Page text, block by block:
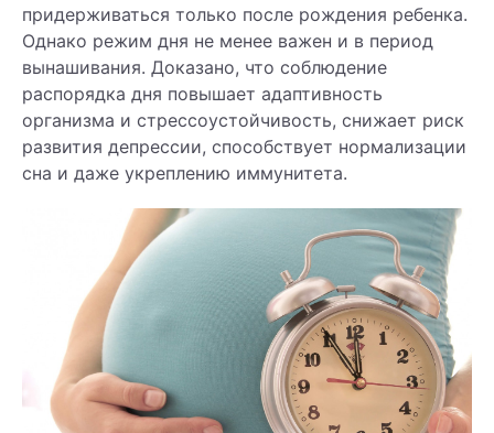
придерживаться только после рождения ребенка.
Однако режим дня не менее важен и в период
вынашивания. Доказано, что соблюдение
распорядка дня повышает адаптивность
организма и стрессоустойчивость, снижает риск
развития депрессии, способствует нормализации
сна и даже укреплению иммунитета.